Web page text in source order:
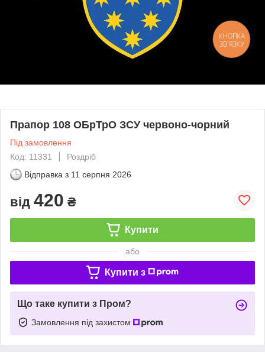
Прапор 108 ОБрТрО ЗСУ червоно-чорний
Під замовлення
Код: 11331
Роздріб
Відправка з 11 серпня 2026
від 420 ₴
Купити
або
Купити з
Що таке купити з Пром?
Замовлення під захистом
КНОПКА
ЗВ'ЯЗКУ